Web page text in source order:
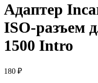
Адаптер
ISO-разъем
1500 Intro
180 ₽